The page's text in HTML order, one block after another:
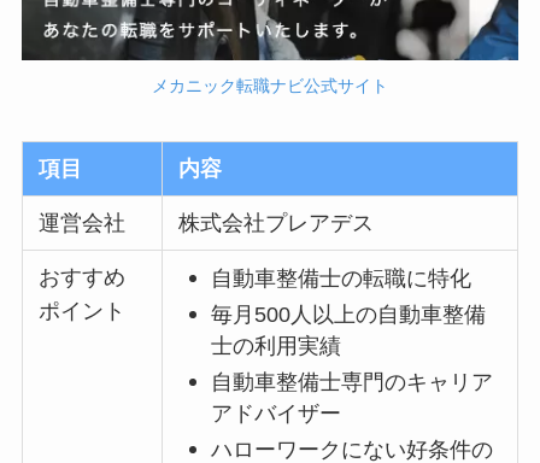
メカニック転職ナビ公式サイト
項目 内容
運営会社 株式会社プレアデス
おすすめ
ポイント
自動車整備士の転職に特化
毎月500人以上の自動車整備
士の利用実績
自動車整備士専門のキャリア
アドバイザー
ハローワークにない好条件の